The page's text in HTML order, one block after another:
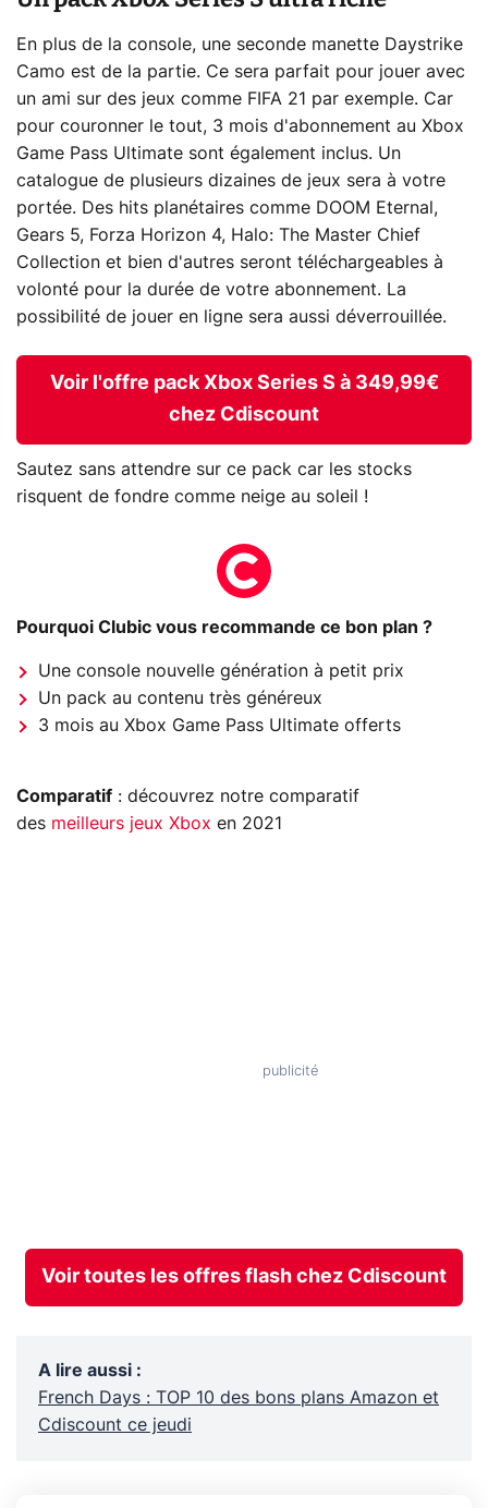
En plus de la console, une seconde manette Daystrike
Camo est de la partie. Ce sera parfait pour jouer avec
un ami sur des jeux comme FIFA 21 par exemple. Car
pour couronner le tout, 3 mois d'abonnement au Xbox
Game Pass Ultimate sont également inclus. Un
catalogue de plusieurs dizaines de jeux sera à votre
portée. Des hits planétaires comme DOOM Eternal,
Gears 5, Forza Horizon 4, Halo: The Master Chief
Collection et bien d'autres seront téléchargeables à
volonté pour la durée de votre abonnement. La
possibilité de jouer en ligne sera aussi déverrouillée.
Voir l'offre pack Xbox Series S à 349,99€
chez Cdiscount
Sautez sans attendre sur ce pack car les stocks
risquent de fondre comme neige au soleil !
Pourquoi Clubic vous recommande ce bon plan ?
Une console nouvelle génération à petit prix
Un pack au contenu très généreux
3 mois au Xbox Game Pass Ultimate offerts
Comparatif : découvrez notre comparatif
des meilleurs jeux Xbox en 2021
Voir toutes les offres flash chez Cdiscount
A lire aussi :
French Days : TOP 10 des bons plans Amazon et
Cdiscount ce jeudi